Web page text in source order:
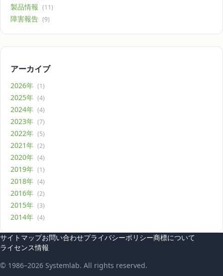
製品情報 (11)
障害報告 (9)
アーカイブ
2026年 (1)
2025年 (4)
2024年 (4)
2023年 (7)
2022年 (5)
2021年 (2)
2020年 (4)
2019年 (1)
2018年 (4)
2016年 (2)
2015年 (3)
2014年 (4)
サイトマップお問い合わせプライバシーポリシー商標について
ライセンス情報
© 1986–2026 Systemlab. All rights reserved.